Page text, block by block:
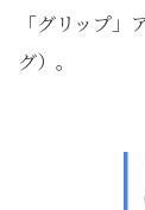
「グリップ
グ）。